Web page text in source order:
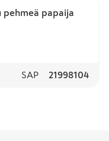
pehmeä papaija
SAP 21998104